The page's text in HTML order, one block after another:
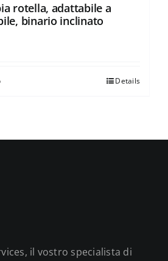
rotella, adattabile a
binario inclinato
Details
il vostro specialista di